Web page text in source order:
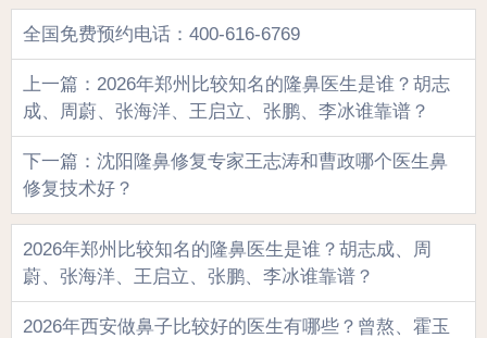
全国免费预约电话：400-616-6769
上一篇：2026年郑州比较知名的隆鼻医生是谁？胡志
成、周蔚、张海洋、王启立、张鹏、李冰谁靠谱？
下一篇：沈阳隆鼻修复专家王志涛和曹政哪个医生鼻
修复技术好？
2026年郑州比较知名的隆鼻医生是谁？胡志成、周
蔚、张海洋、王启立、张鹏、李冰谁靠谱？
2026年西安做鼻子比较好的医生有哪些？曾熬、霍玉